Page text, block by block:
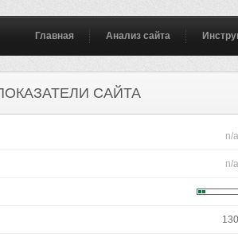
Главная Анализ сайта
САЙТА
n/a
n/a
130